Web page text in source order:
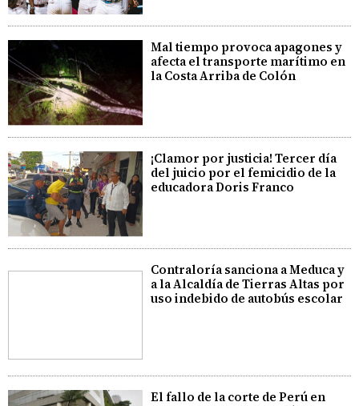
Mal tiempo provoca apagones y
afecta el transporte marítimo en
la Costa Arriba de Colón
¡Clamor por justicia! Tercer día
del juicio por el femicidio de la
educadora Doris Franco
Contraloría sanciona a Meduca y
a la Alcaldía de Tierras Altas por
uso indebido de autobús escolar
El fallo de la corte de Perú en